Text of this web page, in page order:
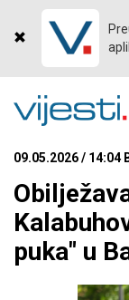
09.05.2026 / 14:04
puka" u